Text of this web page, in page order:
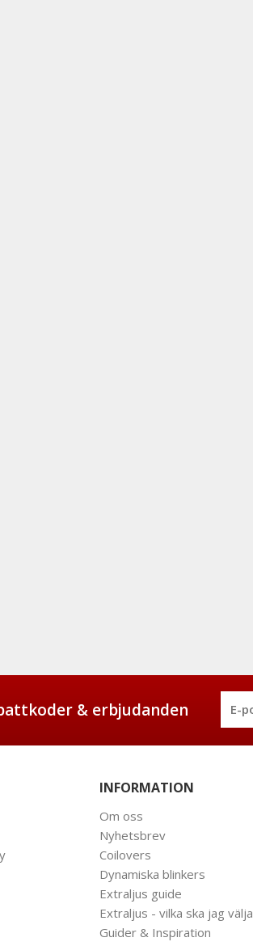
& erbjudanden
INFORMATION
Om oss
Nyhetsbrev
Coilovers
Dynamiska blinkers
Extraljus guide
Extraljus - vilka ska jag välja
Guider & Inspiration